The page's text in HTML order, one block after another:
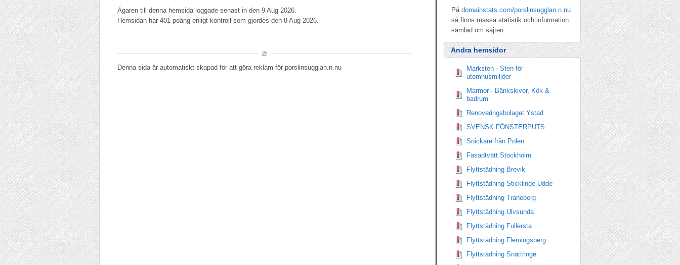
Ägaren till denna hemsida loggade senast in den 9 Aug 2026.
Hemsidan har 401 poäng enligt kontroll som gjordes den 8 Aug 2026.
Denna sida är automatiskt skapad för att göra reklam för porslinsugglan.n.nu
På domainstats.com/porslinsugglan.n.nu
så finns massa statistik och information
samlad om sajten.
Andra hemsidor
Marksten - Sten för
utomhusmiljöer
Marmor - Bänkskivor, Kök &
badrum
Renoveringsbolaget Ystad
SVENSK FÖNSTERPUTS
Snickare från Polen
Fasadtvätt Stockholm
Flyttstädning Brevik
Flyttstädning Sticklinge Udde
Flyttstädning Traneberg
Flyttstädning Ulvsunda
Flyttstädning Fullersta
Flyttstädning Flemingsberg
Flyttstädning Snättringe